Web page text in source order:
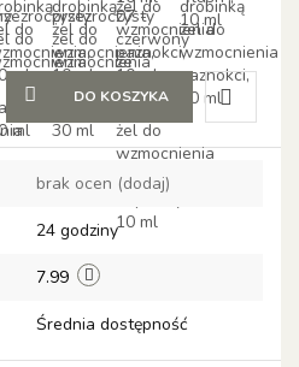
DO KOSZYKA
Do
brak ocen (dodaj)
24 godziny
7.99
Średnia dostępność